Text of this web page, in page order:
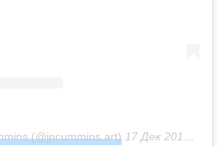
(@jpcummins.art) 17 Дек 2018 в 6:21 PST